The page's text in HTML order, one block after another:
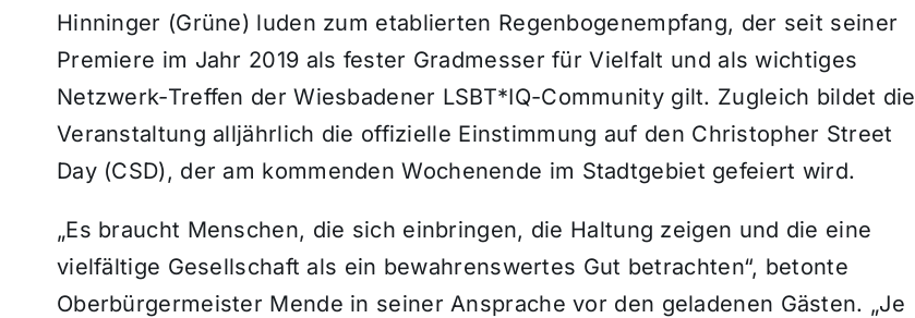
Hinninger (Grüne) luden zum etablierten Regenbogenempfang, der seit seiner
Premiere im Jahr 2019 als fester Gradmesser für Vielfalt und als wichtiges
Netzwerk-Treffen der Wiesbadener LSBT*IQ-Community gilt. Zugleich bildet die
Veranstaltung alljährlich die offizielle Einstimmung auf den Christopher Street
Day (CSD), der am kommenden Wochenende im Stadtgebiet gefeiert wird.
„Es braucht Menschen, die sich einbringen, die Haltung zeigen und die eine
vielfältige Gesellschaft als ein bewahrenswertes Gut betrachten“, betonte
Oberbürgermeister Mende in seiner Ansprache vor den geladenen Gästen. „Je